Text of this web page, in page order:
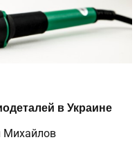
в Украине
Михайлов